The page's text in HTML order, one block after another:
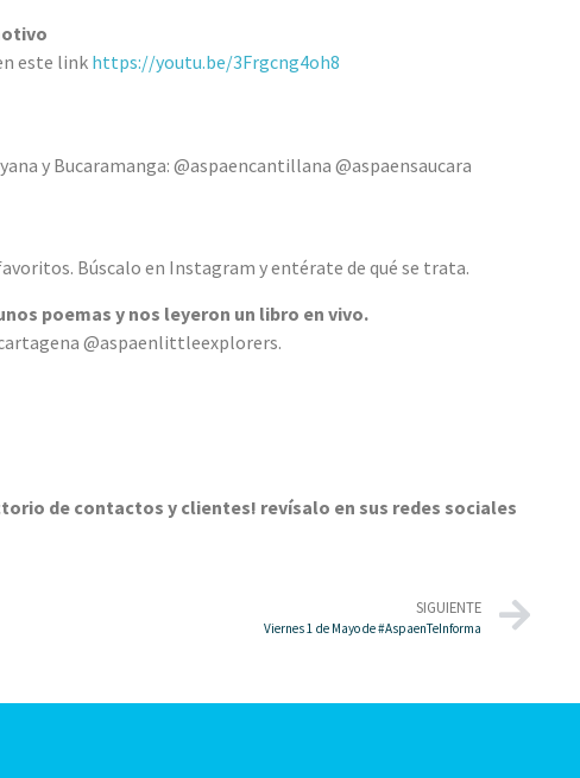
este link https://youtu.be/3Frgcng4oh8
y Bucaramanga: @aspaencantillana @aspaensaucara
Búscalo en Instagram y entérate de qué se trata.
poemas y nos leyeron un libro en vivo.
@aspaenlittleexplorers.
de contactos y clientes! revísalo en sus redes sociales
SIGUIENTE
Viernes 1 de Mayo de #AspaenTeInforma